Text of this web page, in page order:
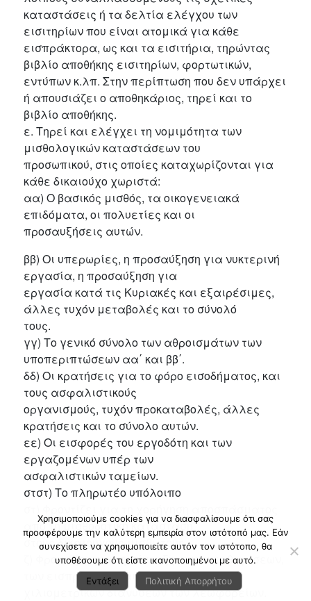
καταστάσεις ή τα δελτία ελέγχου των
εισιτηρίων που είναι ατομικά για κάθε
εισπράκτορα, ως και τα εισιτήρια, τηρώντας
βιβλίο αποθήκης εισιτηρίων, φορτωτικών,
εντύπων κ.λπ. Στην περίπτωση που δεν υπάρχει
ή απουσιάζει ο αποθηκάριος, τηρεί και το
βιβλίο αποθήκης.
ε. Τηρεί και ελέγχει τη νομιμότητα των
μισθολογικών καταστάσεων του
προσωπικού, στις οποίες καταχωρίζονται για
κάθε δικαιούχο χωριστά:
αα) Ο βασικός μισθός, τα οικογενειακά
επιδόματα, οι πολυετίες και οι
προσαυξήσεις αυτών.
ββ) Οι υπερωρίες, η προσαύξηση για νυκτερινή
εργασία, η προσαύξηση για
εργασία κατά τις Κυριακές και εξαιρέσιμες,
άλλες τυχόν μεταβολές και το σύνολό
τους.
γγ) Το γενικό σύνολο των αθροισμάτων των
υποπεριπτώσεων αα΄ και ββ΄.
δδ) Οι κρατήσεις για το φόρο εισοδήματος, και
τους ασφαλιστικούς
οργανισμούς, τυχόν προκαταβολές, άλλες
κρατήσεις και το σύνολο αυτών.
εε) Οι εισφορές του εργοδότη και των
εργαζομένων υπέρ των
ασφαλιστικών ταμείων.
στστ) Το πληρωτέο υπόλοιπο
από τη μισθοδοτική κατάσταση
στους δικαιούχους μισθωτούς.
ζ) Φροντίζει για τη σύνταξη των εκκαθαρίσεων,
των εισπράξεων και των
χιλιομετρικών διανύσεων των λεωφορείων.
Χρησιμοποιούμε cookies για να διασφαλίσουμε ότι σας
προσφέρουμε την καλύτερη εμπειρία στον ιστότοπό μας. Εάν
συνεχίσετε να χρησιμοποιείτε αυτόν τον ιστότοπο, θα
υποθέσουμε ότι είστε ικανοποιημένοι με αυτό.
Εντάξει
Πολιτική Απορρήτου